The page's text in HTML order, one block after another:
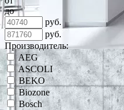
до
руб.
руб.
Производитель:
AEG
ASCOLI
BEKO
Biozone
Bosch